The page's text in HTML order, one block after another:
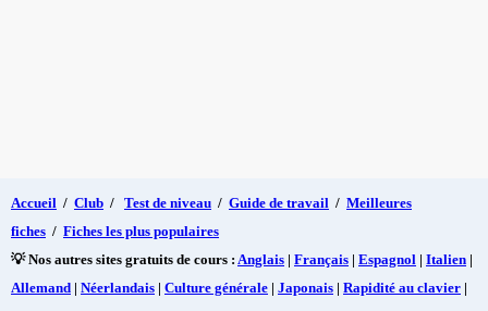
Accueil / Club / Test de niveau / Guide de travail / Meilleures
fiches / Fiches les plus populaires
💡 Nos autres sites gratuits de cours : Anglais | Français | Espagnol | Italien |
Allemand | Néerlandais | Culture générale | Japonais | Rapidité au clavier |